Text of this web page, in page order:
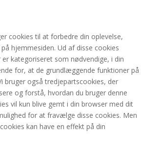
cookies til at forbedre din oplevelse,
hjemmesiden. Ud af disse cookies
kategoriseret som nødvendige, i din
for, at de grundlæggende funktioner på
bruger også tredjepartscookies, der
og forstå, hvordan du bruger denne
vil kun blive gemt i din browser med dit
for at fravælge disse cookies. Men
kan have en effekt på din